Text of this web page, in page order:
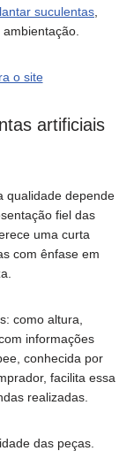
suculentas
o site
artificiais
qualidade depende
fiel das
uma curta
com ênfase em
como altura,
informações
conhecida por
facilita essa
realizadas.
das peças.